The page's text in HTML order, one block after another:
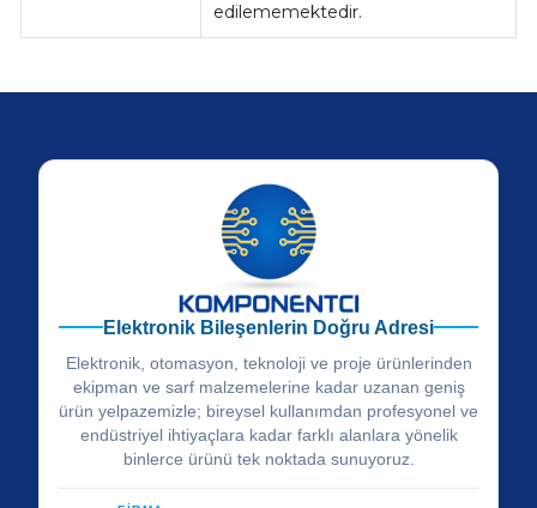
edilememektedir.
Elektronik Bileşenlerin Doğru Adresi
Elektronik, otomasyon, teknoloji ve proje ürünlerinden
ekipman ve sarf malzemelerine kadar uzanan geniş
ürün yelpazemizle; bireysel kullanımdan profesyonel ve
endüstriyel ihtiyaçlara kadar farklı alanlara yönelik
binlerce ürünü tek noktada sunuyoruz.